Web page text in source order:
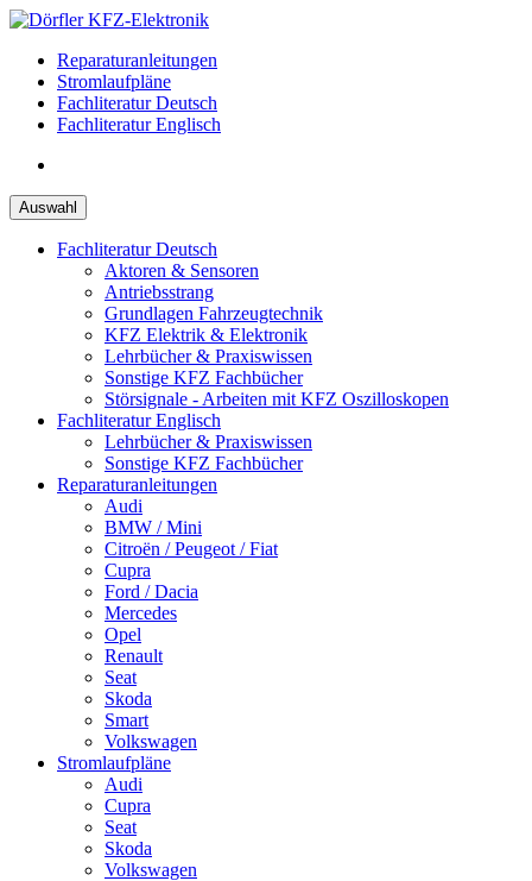
Zum
springenReparaturanleitungen
Stromlaufpläne
Fachliteratur Deutsch
Fachliteratur Englisch
Auswahl
Fachliteratur Deutsch
Aktoren & Sensoren
Antriebsstrang
Grundlagen Fahrzeugtechnik
KFZ Elektrik & Elektronik
Lehrbücher & Praxiswissen
Sonstige KFZ Fachbücher
Störsignale - Arbeiten mit KFZ Oszilloskopen
Fachliteratur Englisch
Lehrbücher & Praxiswissen
Sonstige KFZ Fachbücher
Reparaturanleitungen
Audi
BMW / Mini
Citroën / Peugeot / Fiat
Cupra
Ford / Dacia
Mercedes
Opel
Renault
Seat
Skoda
Smart
Volkswagen
Stromlaufpläne
Audi
Cupra
Seat
Skoda
Volkswagen